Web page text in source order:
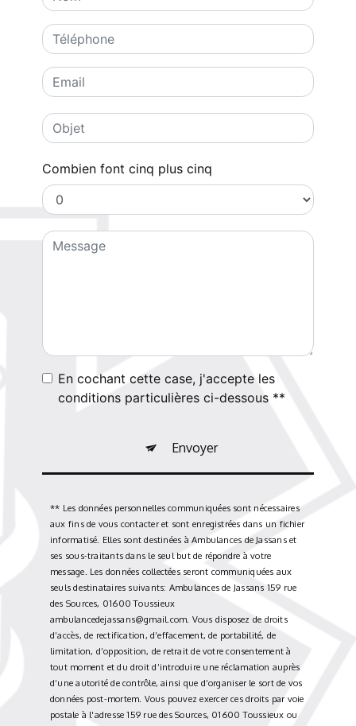
Combien font cinq plus cinq
En cochant cette case, j'accepte les
conditions particulières ci-dessous **
Envoyer
** Les données personnelles communiquées sont nécessaires
aux fins de vous contacter et sont enregistrées dans un fichier
informatisé. Elles sont destinées à Ambulances de Jassans et
ses sous-traitants dans le seul but de répondre à votre
message. Les données collectées seront communiquées aux
seuls destinataires suivants: Ambulances de Jassans 159 rue
des Sources, 01600 Toussieux
ambulancedejassans@gmail.com. Vous disposez de droits
d’accès, de rectification, d’effacement, de portabilité, de
limitation, d’opposition, de retrait de votre consentement à
tout moment et du droit d’introduire une réclamation auprès
d’une autorité de contrôle, ainsi que d’organiser le sort de vos
données post-mortem. Vous pouvez exercer ces droits par voie
postale à l'adresse 159 rue des Sources, 01600 Toussieux ou